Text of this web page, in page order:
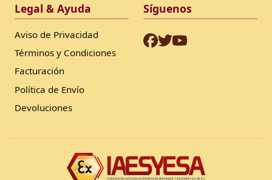
Legal & Ayuda
Aviso de Privacidad
Términos y Condiciones
Facturación
Política de Envío
Devoluciones
Síguenos